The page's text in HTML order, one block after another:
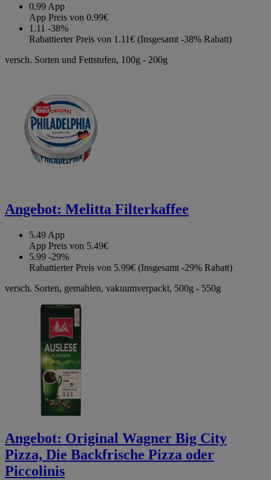
0.99 App
App Preis von 0.99€
1.11 -38%
Rabattierter Preis von 1.11€ (Insgesamt -38% Rabatt)
versch. Sorten und Fettstufen, 100g - 200g
Angebot: Melitta Filterkaffee
5.49 App
App Preis von 5.49€
5.99 -29%
Rabattierter Preis von 5.99€ (Insgesamt -29% Rabatt)
versch. Sorten, gemahlen, vakuumverpackt, 500g - 550g
Angebot: Original Wagner Big City
Pizza, Die Backfrische Pizza oder
Piccolinis